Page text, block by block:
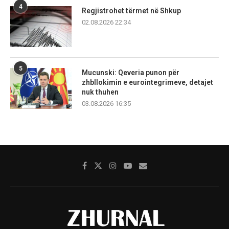
4
Regjistrohet tërmet në Shkup
02.08.2026 22:34
5
Mucunski: Qeveria punon për
zhbllokimin e eurointegrimeve, detajet
nuk thuhen
03.08.2026 16:35